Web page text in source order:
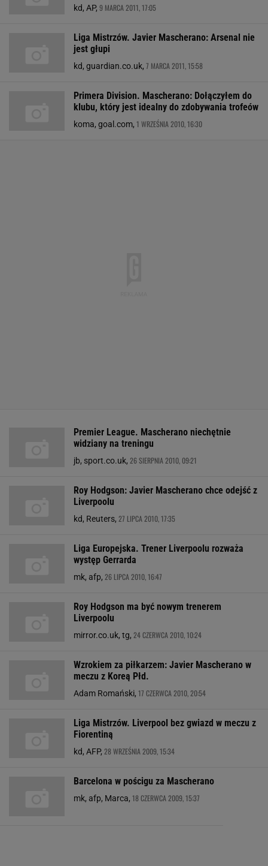
kd, AP, 9 MARCA 2011, 17:05
Liga Mistrzów. Javier Mascherano: Arsenal nie
jest głupi
kd, guardian.co.uk, 7 MARCA 2011, 15:58
Primera Division. Mascherano: Dołączyłem do
klubu, który jest idealny do zdobywania trofeów
koma, goal.com, 1 WRZEŚNIA 2010, 16:30
Premier League. Mascherano niechętnie
widziany na treningu
jb, sport.co.uk, 26 SIERPNIA 2010, 09:21
Roy Hodgson: Javier Mascherano chce odejść z
Liverpoolu
kd, Reuters, 27 LIPCA 2010, 17:35
Liga Europejska. Trener Liverpoolu rozważa
występ Gerrarda
mk, afp, 26 LIPCA 2010, 16:47
Roy Hodgson ma być nowym trenerem
Liverpoolu
mirror.co.uk, tg, 24 CZERWCA 2010, 10:24
Wzrokiem za piłkarzem: Javier Mascherano w
meczu z Koreą Płd.
Adam Romański, 17 CZERWCA 2010, 20:54
Liga Mistrzów. Liverpool bez gwiazd w meczu z
Fiorentiną
kd, AFP, 28 WRZEŚNIA 2009, 15:34
Barcelona w pościgu za Mascherano
mk, afp, Marca, 18 CZERWCA 2009, 15:37